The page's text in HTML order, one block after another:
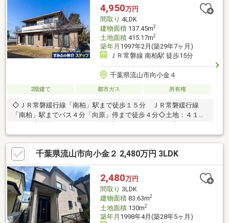
4,950万円
間取り 4LDK
建物面積137.45m2
土地面積415.17m2
築年月 1997年2月(築29年7ヶ月)
ＪＲ常磐線 南柏駅 徒歩15分
千葉県流山市向小金４
2階建て 都市ガス 所有権
◇ＪＲ常磐緩行線「南柏」駅まで徒歩１５分 ＪＲ常磐緩行線
「南柏」駅までバス４分「向原」停まで徒歩４分◇土地：４１５.
７㎡)◇築年数：１９９７年２月◇道路：東側 公道 幅員：４.
０ｍ 間口：２.０ｍ◇閑静な住宅街
千葉県流山市向小金２ 2,480万円 3LDK
2,480万円
間取り 3LDK
建物面積83.63m2
土地面積130m2
築年月 1998年4月(築28年5ヶ月)